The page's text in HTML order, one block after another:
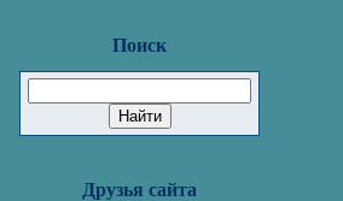
Поиск
Друзья сайта